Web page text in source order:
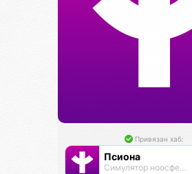
Привязан хаб:
Псиона
Cимулятор ноосферы